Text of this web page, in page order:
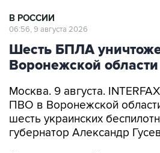
Шесть БПЛА
Воронежской области
Москва. 9 августа.
шесть украинских
губернатор Александр
"Всего минувшей ночью